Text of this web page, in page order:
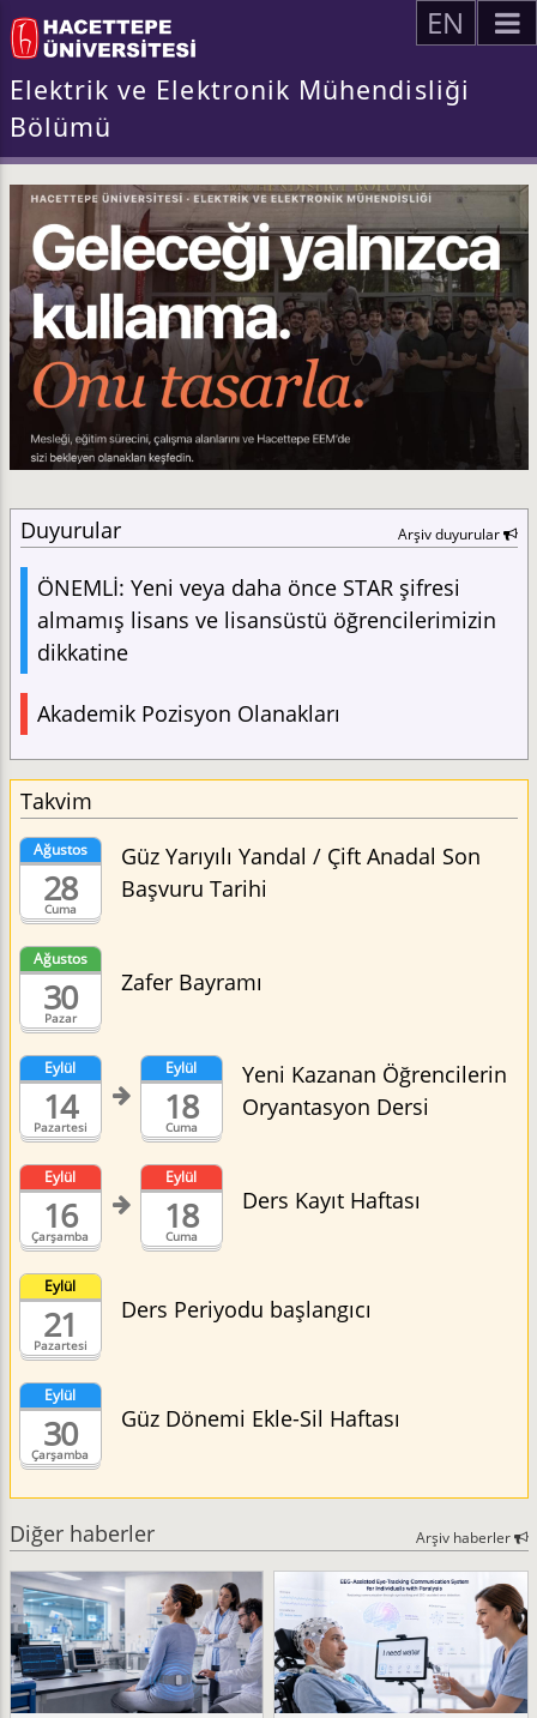
EN
Elektrik ve Elektronik Mühendisliği
Bölümü
Duyurular Arşiv duyurular
ÖNEMLİ: Yeni veya daha önce STAR şifresi
almamış lisans ve lisansüstü öğrencilerimizin
dikkatine
Akademik Pozisyon Olanakları
Takvim
Cuma
Ağustos
28
Güz Yarıyılı Yandal / Çift Anadal Son
Başvuru Tarihi
Pazar
Ağustos
30 Zafer Bayramı
Pazartesi
Eylül
14 Cuma
Eylül
18
Yeni Kazanan Öğrencilerin
Oryantasyon Dersi
Çarşamba
Eylül
16 Cuma
Eylül
18 Ders Kayıt Haftası
Pazartesi
Eylül
21 Ders Periyodu başlangıcı
Çarşamba
Eylül
30 Güz Dönemi Ekle-Sil Haftası
Diğer haberler Arşiv haberler